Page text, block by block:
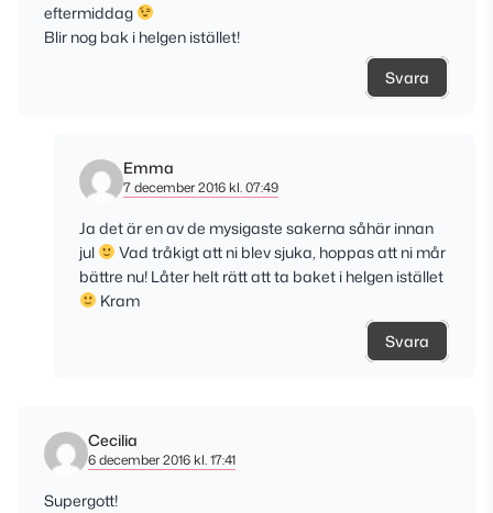
eftermiddag
Blir nog bak i helgen istället!
Svara
Emma
7 december 2016 kl. 07:49
Ja det är en av de mysigaste sakerna såhär innan
jul
Vad tråkigt att ni blev sjuka, hoppas att ni mår
bättre nu! Låter helt rätt att ta baket i helgen istället
Kram
Svara
Cecilia
6 december 2016 kl. 17:41
Supergott!